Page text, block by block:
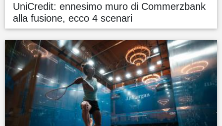
UniCredit: ennesimo muro di Commerzbank
alla fusione, ecco 4 scenari